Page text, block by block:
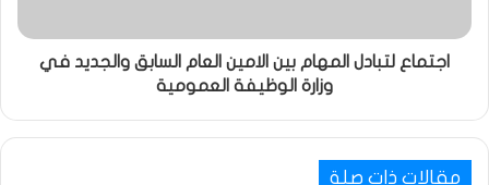
اجتماع لتبادل المهام بين الامين العام السابق والجديد في
وزارة الوظيفة العمومية
مقالات ذات صلة